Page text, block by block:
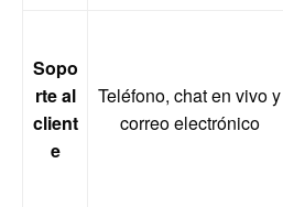
Sopo
rte al
client
e
Teléfono, chat en vivo y
correo electrónico